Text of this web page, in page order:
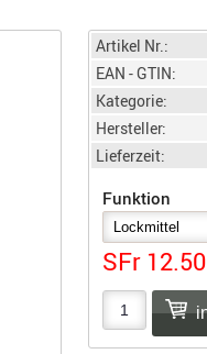
Artikel Nr.:
EAN - GTIN:
Kategorie:
Hersteller:
Lieferzeit:
Funktion
SFr 12.50